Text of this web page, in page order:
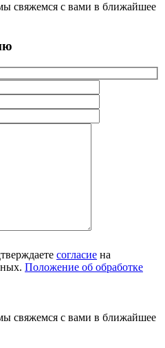
свяжемся с вами в ближайшее
согласие на
Положение об обработке
свяжемся с вами в ближайшее